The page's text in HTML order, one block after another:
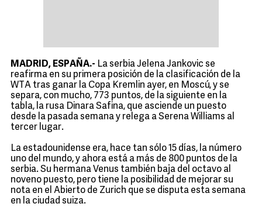
MADRID, ESPAÑA.- La serbia Jelena Jankovic se
reafirma en su primera posición de la clasificación de la
WTA tras ganar la Copa Kremlin ayer, en Moscú, y se
separa, con mucho, 773 puntos, de la siguiente en la
tabla, la rusa Dinara Safina, que asciende un puesto
desde la pasada semana y relega a Serena Williams al
tercer lugar.
La estadounidense era, hace tan sólo 15 días, la número
uno del mundo, y ahora está a más de 800 puntos de la
serbia. Su hermana Venus también baja del octavo al
noveno puesto, pero tiene la posibilidad de mejorar su
nota en el Abierto de Zurich que se disputa esta semana
en la ciudad suiza.